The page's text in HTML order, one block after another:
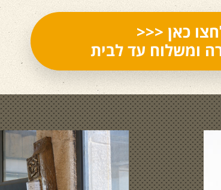
כאן <<<
ומשלוח עד לבית